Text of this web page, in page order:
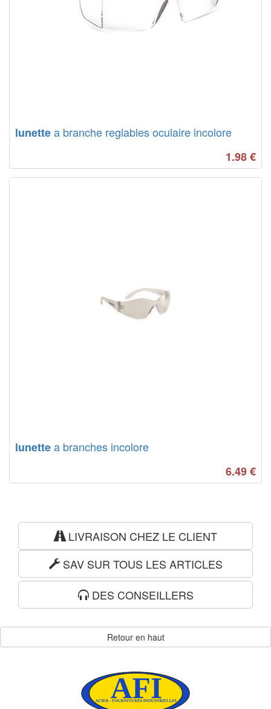
lunettea branche reglables oculaire incolore
1.98€
lunettea branches incolore
6.49€
LIVRAISON CHEZ LE CLIENT
SAV SUR TOUS LES ARTICLES
DES CONSEILLERS
Retour en haut